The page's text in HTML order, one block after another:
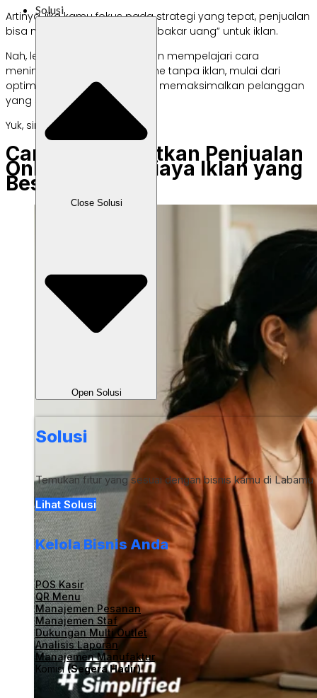
Solusi
Close Solusi
Open Solusi
Solusi
Temukan fitur yang sesuai dengan bisnis kamu di Labamu
Lihat Solusi
Kelola Bisnis Anda
POS Kasir
QR Menu
Manajemen Pesanan
Manajemen Staf
Dukungan Multi Outlet
Analisis Laporan
Manajemen Manufaktur
Komisi(Segera Hadir)
Artinya, jika kamu fokus pada strategi yang tepat, penjualan
bisa meningkat tanpa harus “bakar uang” untuk iklan.
Nah, lewat artikel ini, kamu akan mempelajari cara
meningkatkan penjualan online tanpa iklan, mulai dari
optimasi website, SEO, hingga memaksimalkan pelanggan
yang sudah ada.
Yuk, simak satu per satu!
Cara Meningkatkan Penjualan
Online Tanpa Biaya Iklan yang
Besar